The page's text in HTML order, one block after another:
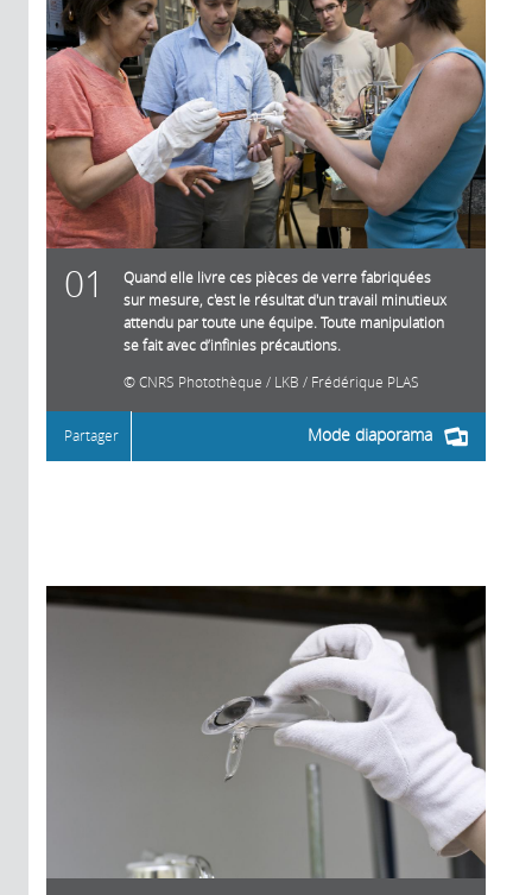
01
Quand elle livre ces pièces de verre fabriquées
sur mesure, c'est le résultat d'un travail minutieux
attendu par toute une équipe. Toute manipulation
se fait avec d’infinies précautions.
CNRS Photothèque / LKB / Frédérique PLAS
Mode diaporama
Partager